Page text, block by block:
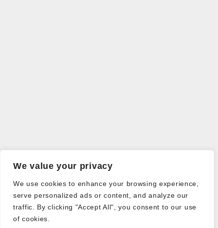
We value your privacy
We use cookies to enhance your browsing experience,
serve personalized ads or content, and analyze our
traffic. By clicking "Accept All", you consent to our use
of cookies.